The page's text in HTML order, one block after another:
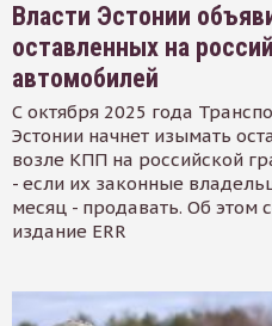
Власти Эстонии
оставленных на
автомобилей
С октября 2025 года
Эстонии начнет изымать
возле КПП на российской
- если их законные
месяц - продавать. Об этом
издание ERR